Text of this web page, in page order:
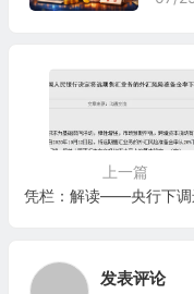
上一篇
发表评论